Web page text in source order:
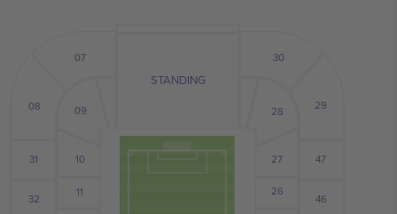
09
10
11 26
27
28
07 30
08 29
31
32 46
47
STANDING